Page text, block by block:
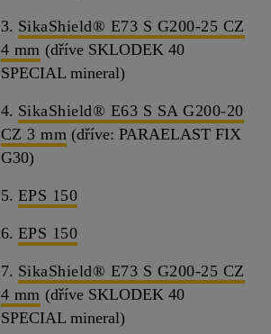
3. SikaShield® E73 S G200-25 CZ
4 mm (dříve SKLODEK 40
SPECIAL mineral)
4. SikaShield® E63 S SA G200-20
CZ 3 mm (dříve: PARAELAST FIX
G30)
5. EPS 150
6. EPS 150
7. SikaShield® E73 S G200-25 CZ
4 mm (dříve SKLODEK 40
SPECIAL mineral)